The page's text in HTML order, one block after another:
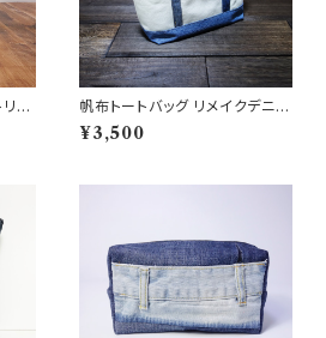
コ
帆布トートバッグ リメイクデニム
生地使用
¥3,500